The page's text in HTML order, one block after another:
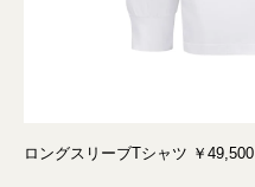
ロングスリーブTシャツ ￥49,500